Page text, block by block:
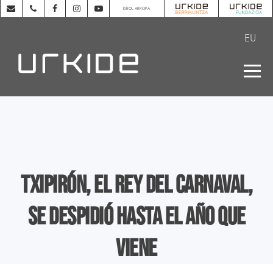
KIROL ARROPA
EU
Txipirón, el rey del Carnaval,
se despidió hasta el año que
viene